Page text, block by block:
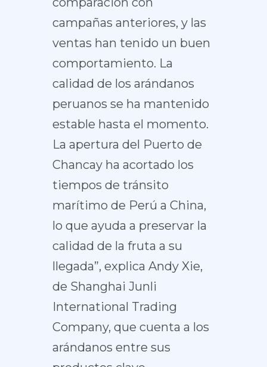
campañas anteriores, y las
ventas han tenido un buen
comportamiento. La
calidad de los arándanos
peruanos se ha mantenido
estable hasta el momento.
La apertura del Puerto de
Chancay ha acortado los
tiempos de tránsito
marítimo de Perú a China,
lo que ayuda a preservar la
calidad de la fruta a su
llegada”, explica Andy Xie,
de Shanghai Junli
International Trading
Company, que cuenta a los
arándanos entre sus